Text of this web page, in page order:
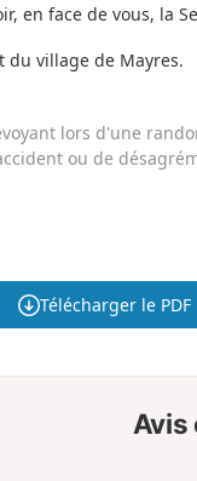
en face de vous, la
du village de Mayres.
lors d'une
ou de
Télécharger le PDF
Avis